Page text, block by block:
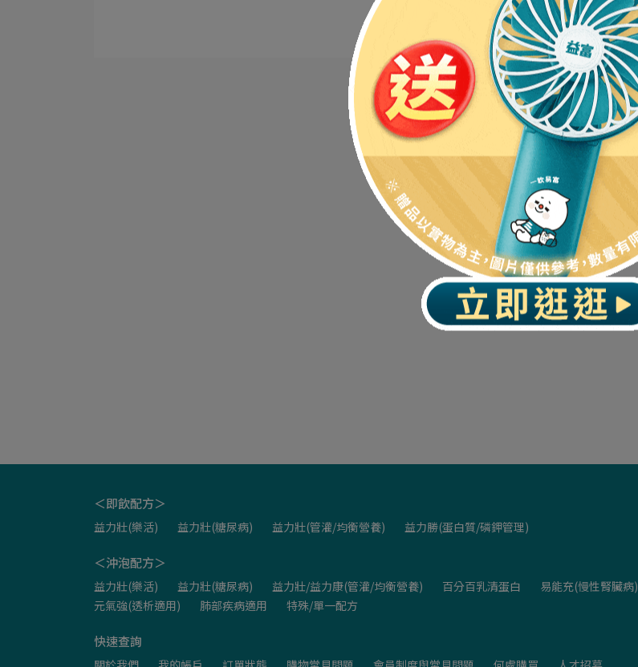
＜即飲配方＞
益力壯(樂活) 益力壯(糖尿病) 益力壯(管灌/均衡營養) 益力勝(蛋白質/磷鉀管理)
＜沖泡配方＞
益力壯(樂活) 益力壯(糖尿病) 益力壯/益力康(管灌/均衡營養) 百分百乳清蛋白
易能充(慢性腎臟病)
元氣強(透析適用)
肺部疾病適用 特殊/單一配方
快速查詢